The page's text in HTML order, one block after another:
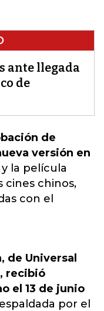
ante llegada
de
de
versión en
y la película
cines chinos,
con el
de Universal
recibió
el 13 de junio
por el